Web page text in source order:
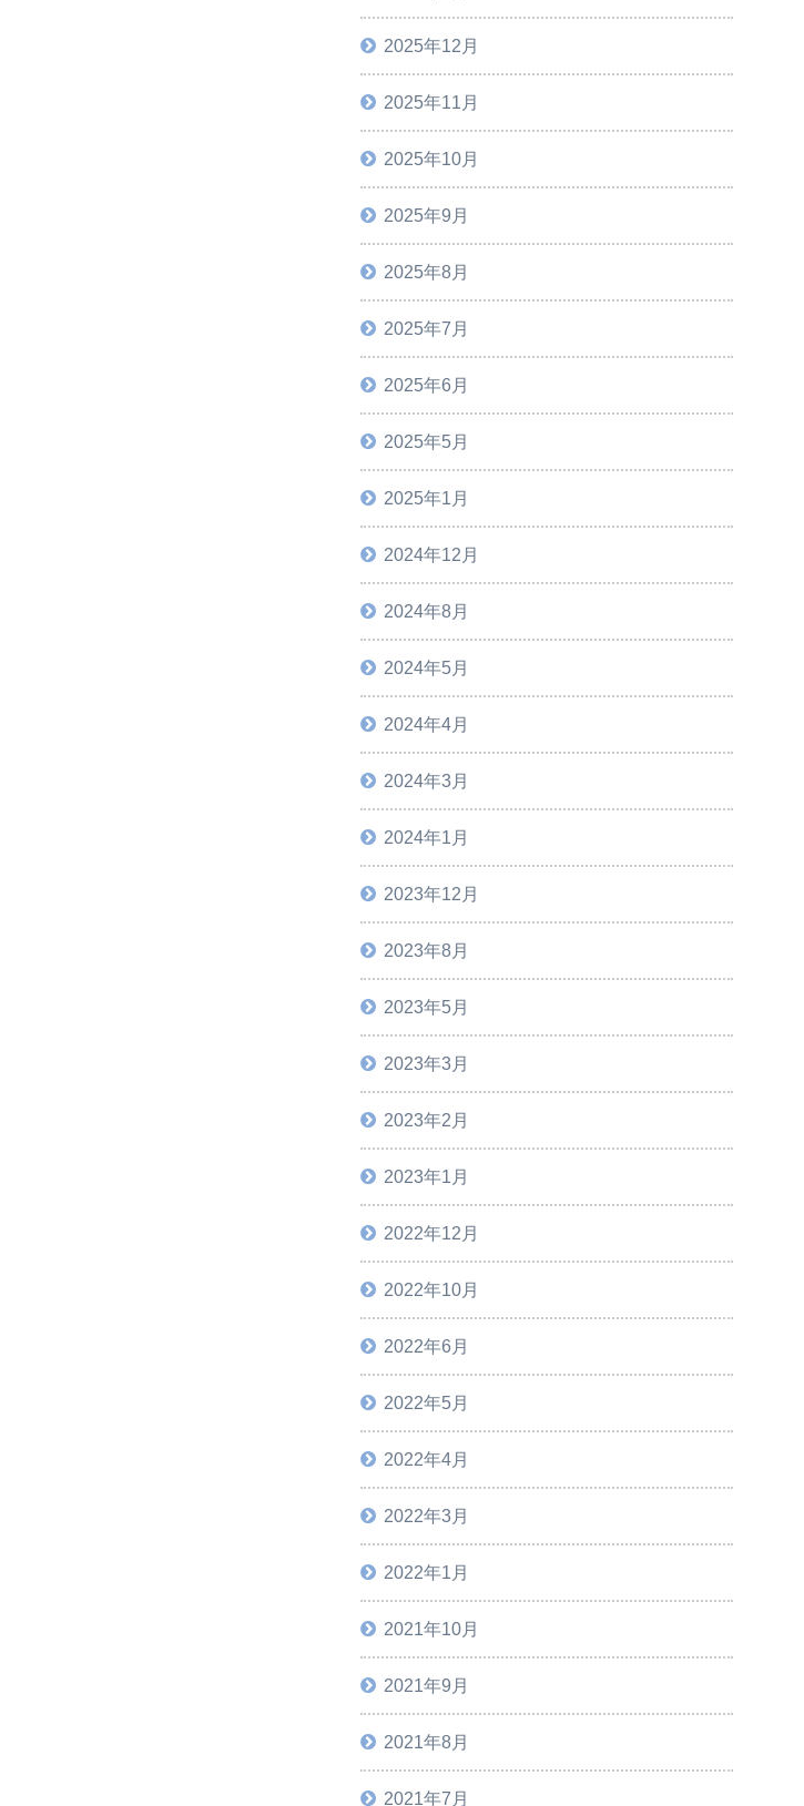
2025年12月
2025年11月
2025年10月
2025年9月
2025年8月
2025年7月
2025年6月
2025年5月
2025年1月
2024年12月
2024年8月
2024年5月
2024年4月
2024年3月
2024年1月
2023年12月
2023年8月
2023年5月
2023年3月
2023年2月
2023年1月
2022年12月
2022年10月
2022年6月
2022年5月
2022年4月
2022年3月
2022年1月
2021年10月
2021年9月
2021年8月
2021年7月